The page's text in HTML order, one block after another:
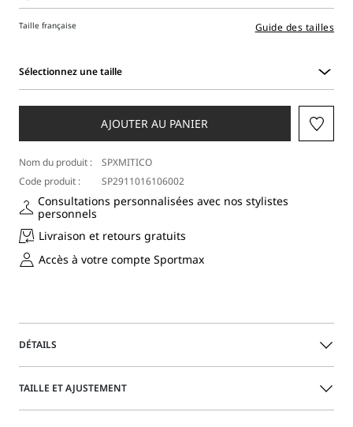
Taille française Guide des tailles
Sélectionnez une taille
une
AJOUTER AU PANIER
Nom du produit :
SPXMITICO
Code produit :
SP2911016106002
Consultations personnalisées avec nos stylistes
personnels
Livraison et retours gratuits
Accès à votre compte Sportmax
DÉTAILS
Coupe innovante et courte à la taille pour cette veste en
des côtés profilés et une poche poitrine masculine.
TAILLE ET AJUSTEMENT